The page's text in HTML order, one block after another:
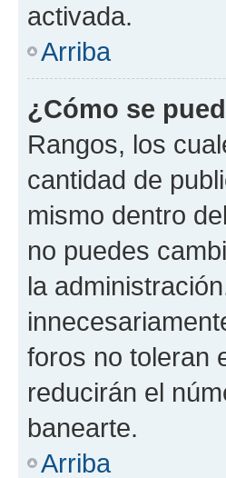
activada.
Arriba
¿Cómo se
Rangos, los
cantidad de
mismo dentro
no puedes
la
foros no toleran
reducirán el
banearte.
Arriba